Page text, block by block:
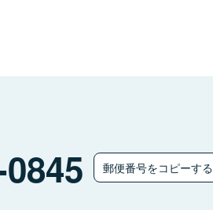
郵便番号をコピーする